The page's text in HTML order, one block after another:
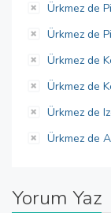
Ürkmez de
Ürkmez de
Ürkmez de
Ürkmez de
Ürkmez de
Ürkmez de
Yorum Yaz